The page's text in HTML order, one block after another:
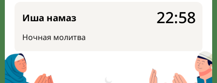
Иша намаз
Ночная молитва
22:58